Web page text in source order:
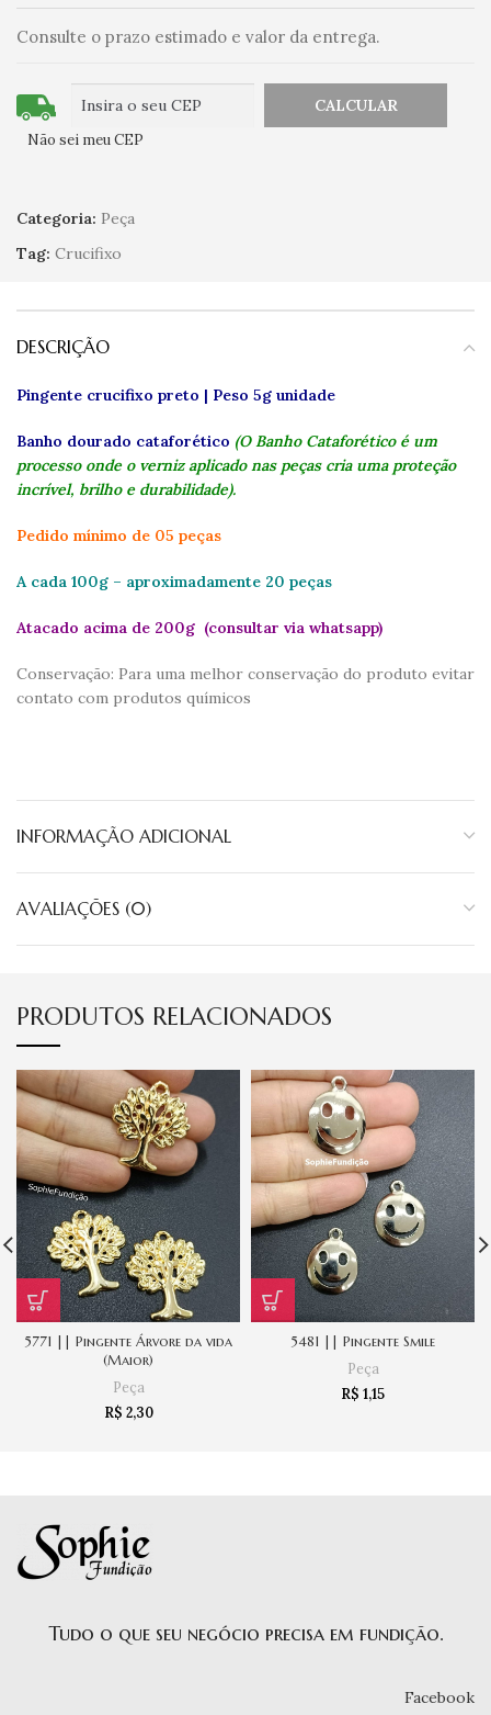
Consulte o prazo estimado e valor da entrega.
Não sei meu CEP
Categoria: Peça
Tag: Crucifixo
DESCRIÇÃO
Pingente crucifixo preto | Peso 5g unidade
Banho dourado cataforético (O Banho Cataforético é um
processo onde o verniz aplicado nas peças cria uma proteção
incrível, brilho e durabilidade).
Pedido mínimo de 05 peças
A cada 100g – aproximadamente 20 peças
Atacado acima de 200g (consultar via whatsapp)
Conservação: Para uma melhor conservação do produto evitar
contato com produtos químicos
INFORMAÇÃO ADICIONAL
AVALIAÇÕES (0)
PRODUTOS RELACIONADOS
5771 || Pingente Árvore da vida
(Maior)
Peça
R$ 2,30
5481 || Pingente Smile
Peça
R$ 1,15
Tudo o que seu negócio precisa em fundição.
Facebook